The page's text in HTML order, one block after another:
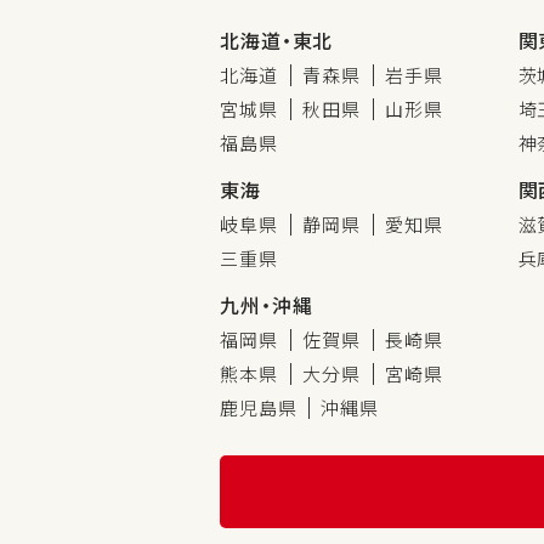
北海道・東北
北海道 青森県
岩手県
宮城県
秋田県
山形県
福島県
茨
埼
神
東海
岐阜県 静岡県
愛知県
三重県
滋
兵
九州・沖縄
福岡県 佐賀県
長崎県
熊本県
大分県
宮崎県
鹿児島県
沖縄県